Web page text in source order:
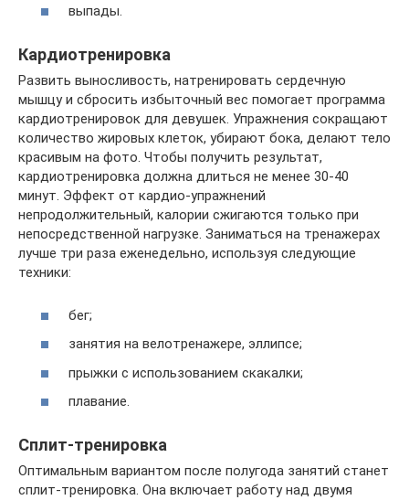
выпады.
Кардиотренировка
Развить выносливость, натренировать сердечную
мышцу и сбросить избыточный вес помогает программа
кардиотренировок для девушек. Упражнения сокращают
количество жировых клеток, убирают бока, делают тело
красивым на фото. Чтобы получить результат,
кардиотренировка должна длиться не менее 30-40
минут. Эффект от кардио-упражнений
непродолжительный, калории сжигаются только при
непосредственной нагрузке. Заниматься на тренажерах
лучше три раза еженедельно, используя следующие
техники:
бег;
занятия на велотренажере, эллипсе;
прыжки с использованием скакалки;
плавание.
Сплит-тренировка
Оптимальным вариантом после полугода занятий станет
сплит-тренировка. Она включает работу над двумя